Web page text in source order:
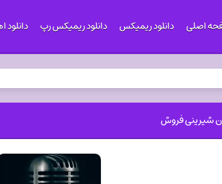
اصلی دانلود ریمیکس دانلود ریمیکس رپ
شیرینی فروش